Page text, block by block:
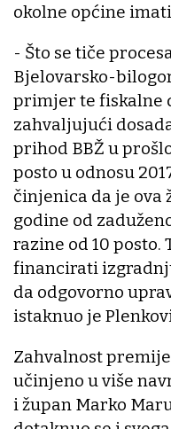
okolne općine
- Što se tiče
Bjelovarsko-
primjer te fiskalne
zahvaljujući
prihod BBŽ u
posto u odnosu
činjenica da je ova
godine od
razine od 10 posto.
financirati
da odgovorno
istaknuo je
Zahvalnost
učinjeno u više
i župan Marko